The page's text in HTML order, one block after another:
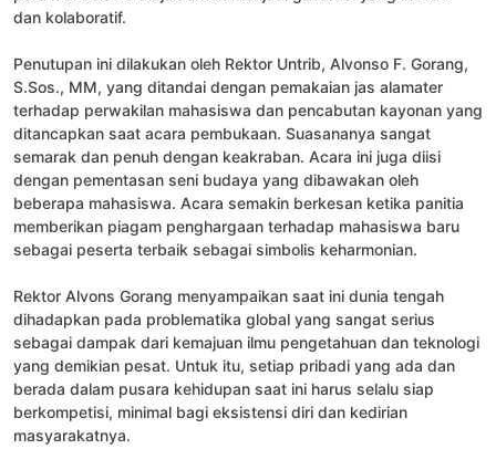
dan kolaboratif.
Penutupan ini dilakukan oleh Rektor Untrib, Alvonso F. Gorang,
S.Sos., MM, yang ditandai dengan pemakaian jas alamater
terhadap perwakilan mahasiswa dan pencabutan kayonan yang
ditancapkan saat acara pembukaan. Suasananya sangat
semarak dan penuh dengan keakraban. Acara ini juga diisi
dengan pementasan seni budaya yang dibawakan oleh
beberapa mahasiswa. Acara semakin berkesan ketika panitia
memberikan piagam penghargaan terhadap mahasiswa baru
sebagai peserta terbaik sebagai simbolis keharmonian.
Rektor Alvons Gorang menyampaikan saat ini dunia tengah
dihadapkan pada problematika global yang sangat serius
sebagai dampak dari kemajuan ilmu pengetahuan dan teknologi
yang demikian pesat. Untuk itu, setiap pribadi yang ada dan
berada dalam pusara kehidupan saat ini harus selalu siap
berkompetisi, minimal bagi eksistensi diri dan kedirian
masyarakatnya.